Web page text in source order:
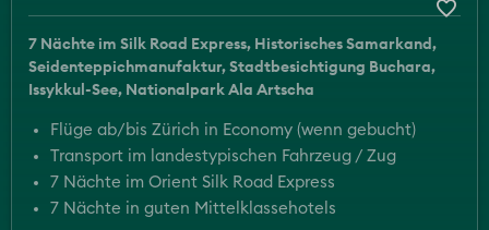
7 Nächte im Silk Road Express Historisches Samarkand
Seidenteppichmanufaktur Stadtbesichtigung Buchara
Issykkul-See Nationalpark Ala Artscha
Flüge ab/bis Zürich in Economy (wenn gebucht)
Transport im landestypischen Fahrzeug / Zug
7 Nächte im Orient Silk Road Express
7 Nächte in guten Mittelklassehotels